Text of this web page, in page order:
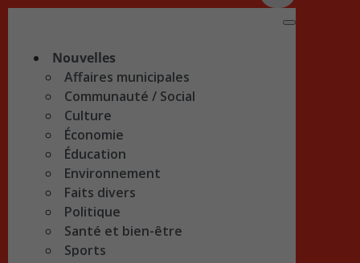
Nouvelles
Affaires municipales
Communauté / Social
Culture
Économie
Éducation
Environnement
Faits divers
Politique
Santé et bien-être
Sports